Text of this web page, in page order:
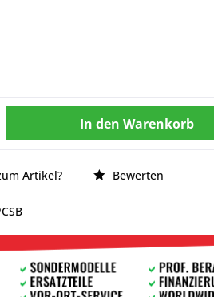
In den Warenkorb
Artikel? Bewerten